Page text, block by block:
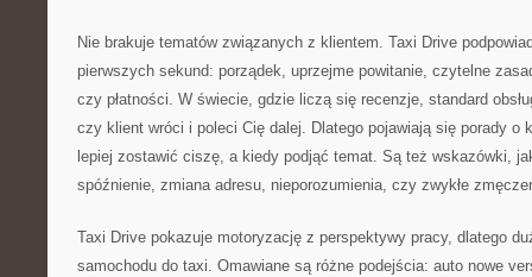
Nie brakuje tematów związanych z klientem. Taxi Drive
pierwszych sekund: porządek, uprzejme powitanie, czytelne
czy płatności. W świecie, gdzie liczą się recenzje, standard
czy klient wróci i poleci Cię dalej. Dlatego pojawiają się porady o
lepiej zostawić ciszę, a kiedy podjąć temat. Są też wskazówki,
spóźnienie, zmiana adresu, nieporozumienia, czy zwykłe
Taxi Drive pokazuje motoryzację z perspektywy pracy, dlatego
samochodu do taxi. Omawiane są różne podejścia: auto nowe